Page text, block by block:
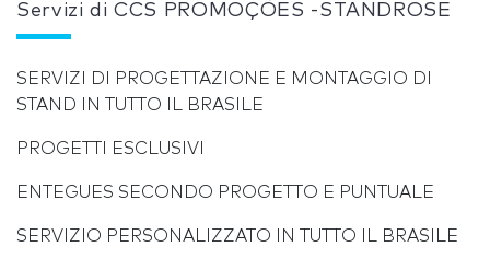
Servizi di CCS PROMOÇÕES -STANDROSE
SERVIZI DI PROGETTAZIONE E MONTAGGIO DI
STAND IN TUTTO IL BRASILE
PROGETTI ESCLUSIVI
ENTEGUES SECONDO PROGETTO E PUNTUALE
SERVIZIO PERSONALIZZATO IN TUTTO IL BRASILE